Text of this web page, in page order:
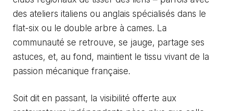
des ateliers italiens ou anglais spécialisés dans le
flat-six ou le double arbre à cames. La
communauté se retrouve, se jauge, partage ses
astuces, et, au fond, maintient le tissu vivant de la
passion mécanique française.
Soit dit en passant, la visibilité offerte aux